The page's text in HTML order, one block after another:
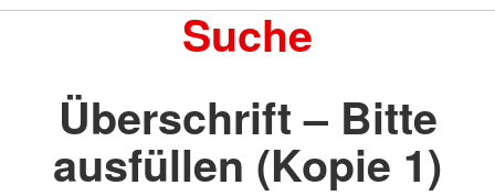
Suche
Überschrift – Bitte
ausfüllen (Kopie 1)